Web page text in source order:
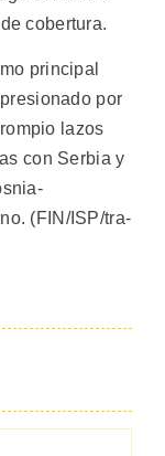
cobertura.
principal
por
lazos
con Serbia y
(FIN/ISP/tra-